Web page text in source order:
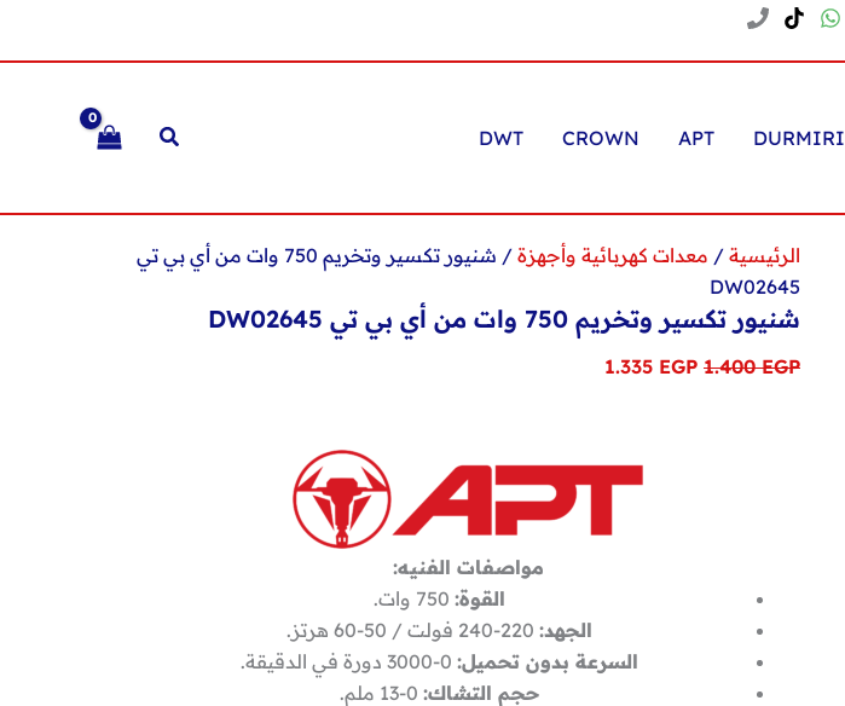
DURMIRI
APT
CROWN
DWT
الرئيسية / معدات كهربائية وأجهزة
/ شنيور تكسير وتخريم 750 وات من أي بي تي
DW02645
شنيور تكسير وتخريم 750 وات من أي بي تي DW02645
1.400EGP
السعر1.335 EGP
1.335 EGP.
مواصفات الفنيه:
القوة:
الجهد:
السرعة بدون تحميل:
حجم التشاك: